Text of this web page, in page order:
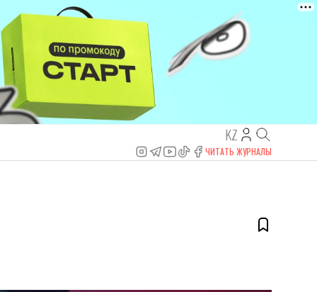
KZ
ЧИТАТЬ ЖУРНАЛЫ